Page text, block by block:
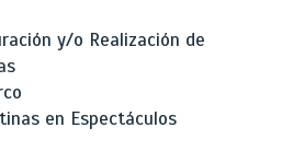
y/o Realización de
en Espectáculos